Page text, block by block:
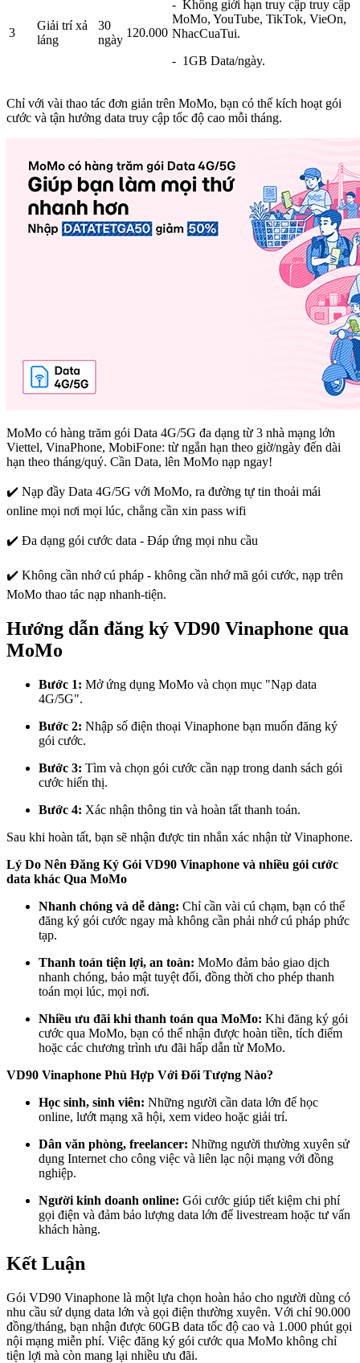
3
Giải trí xả
láng
30
ngày
120.000
- Không giới hạn truy cập truy cập
MoMo, YouTube, TikTok, VieOn,
NhacCuaTui.
- 1GB Data/ngày.
Chỉ với vài thao tác đơn giản trên MoMo, bạn có thể kích hoạt gói
cước và tận hưởng data truy cập tốc độ cao mỗi tháng.
MoMo có hàng trăm gói Data 4G/5G đa dạng từ 3 nhà mạng lớn
Viettel, VinaPhone, MobiFone: từ ngắn hạn theo giờ/ngày đến dài
hạn theo tháng/quý. Cần Data, lên MoMo nạp ngay!
✔️ Nạp đầy Data 4G/5G với MoMo, ra đường tự tin thoải mái
online mọi nơi mọi lúc, chẳng cần xin pass wifi
✔️ Đa dạng gói cước data - Đáp ứng mọi nhu cầu
✔️ Không cần nhớ cú pháp - không cần nhớ mã gói cước, nạp trên
MoMo thao tác nạp nhanh-tiện.
Hướng dẫn đăng ký VD90 Vinaphone qua
MoMo
Bước 1: Mở ứng dụng MoMo và chọn mục "Nạp data
4G/5G".
Bước 2: Nhập số điện thoại Vinaphone bạn muốn đăng ký
gói cước.
Bước 3: Tìm và chọn gói cước cần nạp trong danh sách gói
cước hiển thị.
Bước 4: Xác nhận thông tin và hoàn tất thanh toán.
Sau khi hoàn tất, bạn sẽ nhận được tin nhắn xác nhận từ Vinaphone.
Lý Do Nên Đăng Ký Gói VD90 Vinaphone và nhiều gói cước
data khác Qua MoMo
Nhanh chóng và dễ dàng: Chỉ cần vài cú chạm, bạn có thể
đăng ký gói cước ngay mà không cần phải nhớ cú pháp phức
tạp.
Thanh toán tiện lợi, an toàn: MoMo đảm bảo giao dịch
nhanh chóng, bảo mật tuyệt đối, đồng thời cho phép thanh
toán mọi lúc, mọi nơi.
Nhiều ưu đãi khi thanh toán qua MoMo: Khi đăng ký gói
cước qua MoMo, bạn có thể nhận được hoàn tiền, tích điểm
hoặc các chương trình ưu đãi hấp dẫn từ MoMo.
VD90 Vinaphone Phù Hợp Với Đối Tượng Nào?
Học sinh, sinh viên: Những người cần data lớn để học
online, lướt mạng xã hội, xem video hoặc giải trí.
Dân văn phòng, freelancer: Những người thường xuyên sử
dụng Internet cho công việc và liên lạc nội mạng với đồng
nghiệp.
Người kinh doanh online: Gói cước giúp tiết kiệm chi phí
gọi điện và đảm bảo lượng data lớn để livestream hoặc tư vấn
khách hàng.
Kết Luận
Gói VD90 Vinaphone là một lựa chọn hoàn hảo cho người dùng có
nhu cầu sử dụng data lớn và gọi điện thường xuyên. Với chỉ 90.000
đồng/tháng, bạn nhận được 60GB data tốc độ cao và 1.000 phút gọi
nội mạng miễn phí. Việc đăng ký gói cước qua MoMo không chỉ
tiện lợi mà còn mang lại nhiều ưu đãi.